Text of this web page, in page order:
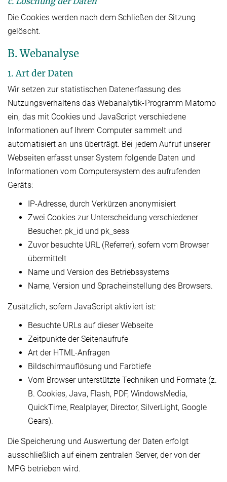
Die Cookies werden nach dem Schließen der Sitzung
gelöscht.
B. Webanalyse
1. Art der Daten
Wir setzen zur statistischen Datenerfassung des
Nutzungsverhaltens das Webanalytik-Programm Matomo
ein, das mit Cookies und JavaScript verschiedene
Informationen auf Ihrem Computer sammelt und
automatisiert an uns überträgt. Bei jedem Aufruf unserer
Webseiten erfasst unser System folgende Daten und
Informationen vom Computersystem des aufrufenden
Geräts:
IP-Adresse, durch Verkürzen anonymisiert
Zwei Cookies zur Unterscheidung verschiedener
Besucher: pk_id und pk_sess
Zuvor besuchte URL (Referrer), sofern vom Browser
übermittelt
Name und Version des Betriebssystems
Name, Version und Spracheinstellung des Browsers.
Zusätzlich, sofern JavaScript aktiviert ist:
Besuchte URLs auf dieser Webseite
Zeitpunkte der Seitenaufrufe
Art der HTML-Anfragen
Bildschirmauflösung und Farbtiefe
Vom Browser unterstützte Techniken und Formate (z.
B. Cookies, Java, Flash, PDF, WindowsMedia,
QuickTime, Realplayer, Director, SilverLight, Google
Gears).
Die Speicherung und Auswertung der Daten erfolgt
ausschließlich auf einem zentralen Server, der von der
MPG betrieben wird.